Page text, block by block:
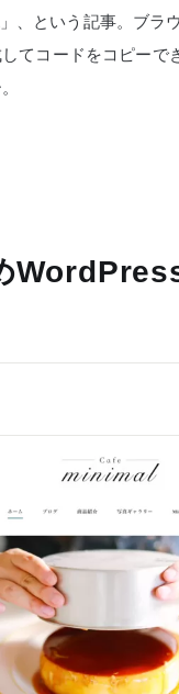
、という記事。ブラ
てコードをコピーで